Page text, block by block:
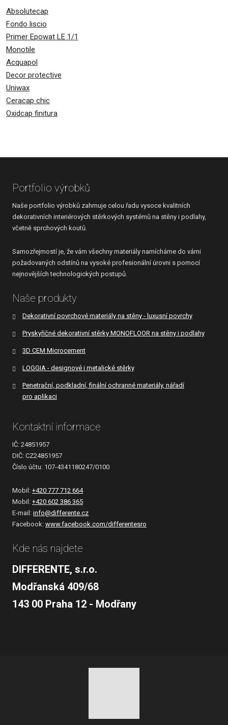
Absolutecap
Fondo liscio
Primer Epowat LE 1/1
Monotile
Acquapol
Decor protective
Uniwax
Ceracap chic
Oxidcap finitura
Portfolio výrobků
Naše portfolio výrobků zahrnuje celou řadu vysoce kvalitních
dekorativních interiérových stěrkových systémů na stěny i podlahy,
včetně sprchových koutů.
Samozřejmostí je, že vám všechny materiály namícháme do vámi
požadovaných odstínů na vysoké profesionální úrovni s pomocí
nejnovějších technologických postupů.
Naše produkty
Dekorativní povrchové materiály na stěny - luxusní povrchy
Pryskyřičné dekorativní stěrky MONOFLOOR na stěny i podlahy
3D CEM Microcement
LOGGIA - designové i metalické stěrky
Penetrační, podkladní, finální ochranné materiály, nářadí
pro aplikaci
Kontaktní informace
IČ: 24851957
DIČ: CZ24851957
Číslo účtu: 107-4341180247/0100
Mobil: +420 777 712 664
Mobil: +420 602 386 365
E-mail: info@differente.cz
Facebook: www.facebook.com/differentesro
Kde nás najdete
DIFFERENTE, s.r.o.
Modřanská 409/68
143 00 Praha 12 - Modřany